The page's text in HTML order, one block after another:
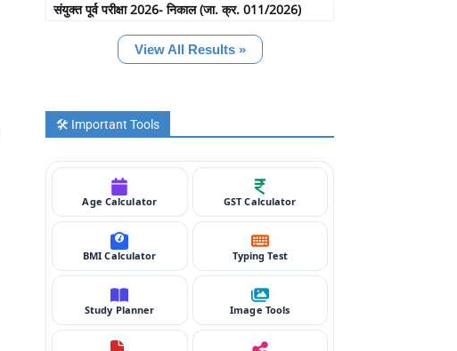
संयुक्त पूर्व परीक्षा 2026- निकाल (जा. क्र. 011/2026)
View All Results »
🛠️ Important Tools
Age Calculator GST Calculator
BMI Calculator Typing Test
Study Planner Image Tools